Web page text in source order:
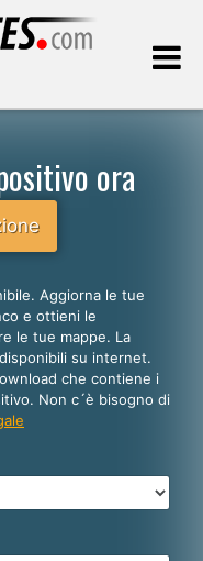
ora
Aggiorna le tue
e ottieni le
le tue mappe. La
su internet.
che contiene i
Non c´è bisogno di